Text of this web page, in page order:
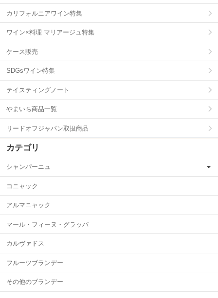
カリフォルニアワイン特集
ワイン×料理 マリアージュ特集
ケース販売
SDGsワイン特集
テイスティングノート
やまいち商品一覧
リードオフジャパン取扱商品
カテゴリ
シャンパーニュ
コニャック
アルマニャック
マール・フィーヌ・グラッパ
カルヴァドス
フルーツブランデー
その他のブランデー